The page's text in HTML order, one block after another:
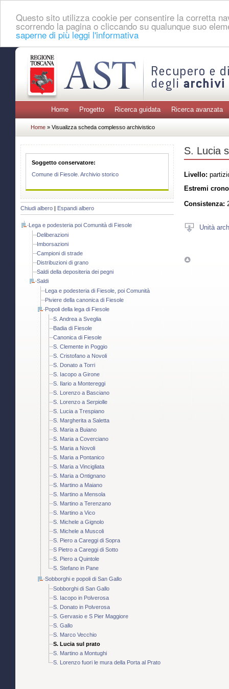
Questo sito utilizza cookie per consentire la corretta
scorrendo la pagina o cliccando su qualunque suo
saperne di più leggi l'informativa
Home Progetto Ricerca guidata Ricerca avanzata
Home » Visualizza scheda complesso archivistico
Soggetto conservatore:
Comune di Fiesole. Archivio storico
Chiudi albero Espandi albero
Lega e podesteria poi Comunità di Fiesole
Deliberazioni
Imborsazioni
Campioni di strade
Distribuzioni di grano
Saldi della depositeria dei pegni
Saldi
Lega e podesteria di Fiesole, poi Comunità
Piviere della canonica di Fiesole
Popoli della lega di Fiesole
S. Andrea a Sveglia
Badia di Fiesole
Canonica di Fiesole
S. Clemente in Poggio
S. Cristofano a Novoli
S. Donato a Torri
S. Iacopo a Girone
S. Ilario a Montereggi
S. Lorenzo a Basciano
S. Lorenzo a Serpiolle
S. Lucia a Trespiano
S. Margherita a Saletta
S. Maria a Buiano
S. Maria a Coverciano
S. Maria a Novoli
S. Maria a Pontanico
S. Maria a Vincigliata
S. Maria a Ontignano
S. Martino a Maiano
S. Martino a Mensola
S. Martino a Terenzano
S. Martino a Vico
S. Michele a Gignolo
S. Michele a Muscoli
S. Piero a Careggi di Sopra
S Pietro a Careggi di Sotto
S. Piero a Quintole
S. Stefano in Pane
Sobborghi e popoli di San Gallo
Sobborghi di San Gallo
S. Iacopo in Polverosa
S. Donato in Polverosa
S. Gervasio e S Pier Maggiore
S. Gallo
S. Marco Vecchio
S. Lucia sul prato
S. Martino a Montughi
S. Lorenzo fuori le mura della Porta al Prato
S. Lucia
Livello:
Estremi
Consistenza:
Unità